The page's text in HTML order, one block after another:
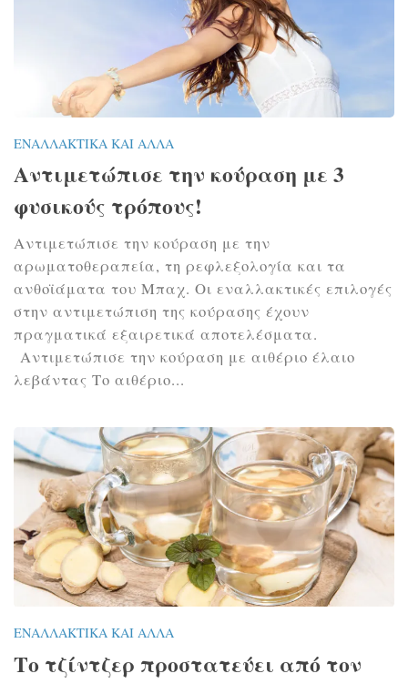
ΕΝΑΛΛΑΚΤΙΚΆ ΚΑΙ ΆΛΛΑ
Αντιμετώπισε την κούραση με 3
φυσικούς τρόπους!
Αντιμετώπισε την κούραση με την
αρωματοθεραπεία, τη ρεφλεξολογία και τα
ανθοϊάματα του Μπαχ. Οι εναλλακτικές επιλογές
στην αντιμετώπιση της κούρασης έχουν
πραγματικά εξαιρετικά αποτελέσματα.
Αντιμετώπισε την κούραση με αιθέριο έλαιο
λεβάντας Το αιθέριο...
ΕΝΑΛΛΑΚΤΙΚΆ ΚΑΙ ΆΛΛΑ
Το τζίντζερ προστατεύει από τον